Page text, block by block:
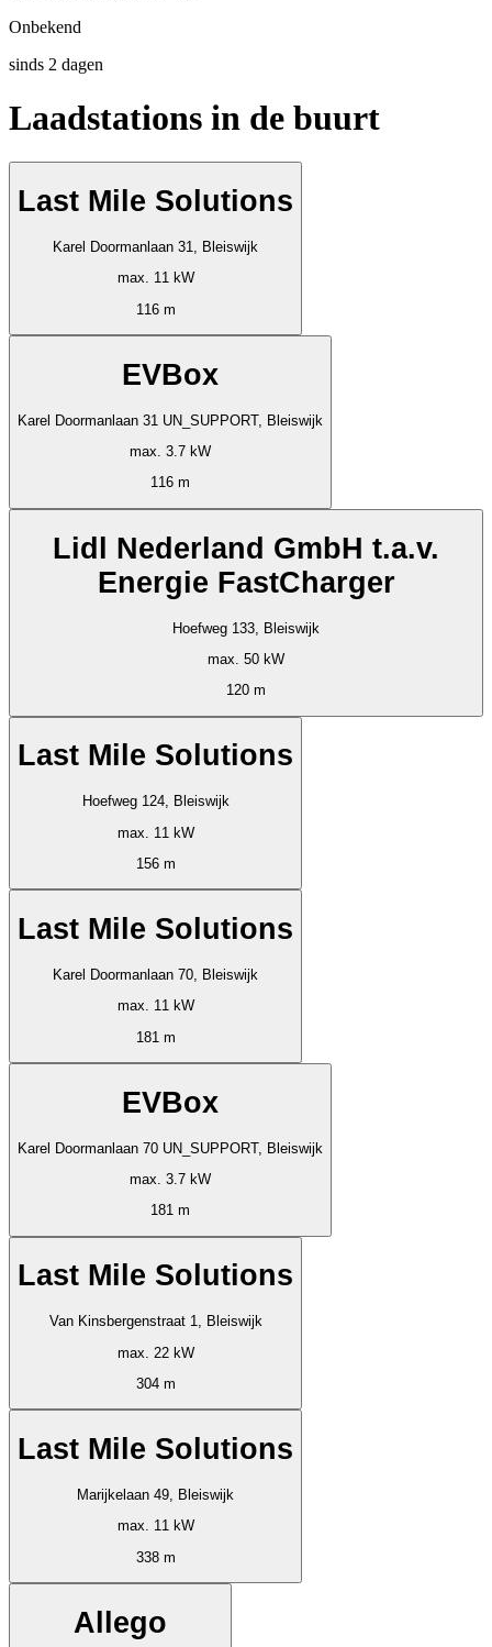
Onbekend
sinds 2 dagen
Laadstations in de buurt
Last Mile Solutions
Karel Doormanlaan 31, Bleiswijk
max. 11 kW
116 m
EVBox
Karel Doormanlaan 31 UN_SUPPORT, Bleiswijk
max. 3.7 kW
116 m
Lidl Nederland GmbH t.a.v.
Energie FastCharger
Hoefweg 133, Bleiswijk
max. 50 kW
120 m
Last Mile Solutions
Hoefweg 124, Bleiswijk
max. 11 kW
156 m
Last Mile Solutions
Karel Doormanlaan 70, Bleiswijk
max. 11 kW
181 m
EVBox
Karel Doormanlaan 70 UN_SUPPORT, Bleiswijk
max. 3.7 kW
181 m
Last Mile Solutions
Van Kinsbergenstraat 1, Bleiswijk
max. 22 kW
304 m
Last Mile Solutions
Marijkelaan 49, Bleiswijk
max. 11 kW
338 m
Allego